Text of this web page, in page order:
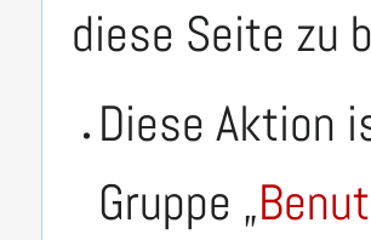
diese Seite zu
Diese Aktion
Gruppe „